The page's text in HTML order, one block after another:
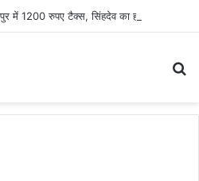
में 1200 रुपए टैक्स, सिंहदेव का हमला